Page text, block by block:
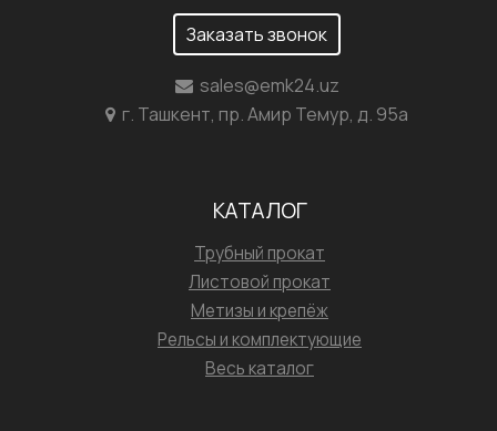
Заказать звонок
sales@emk24.uz
г. Ташкент, пр. Амир Темур, д. 95а
КАТАЛОГ
Трубный прокат
Листовой прокат
Метизы и крепёж
Рельсы и комплектующие
Весь каталог